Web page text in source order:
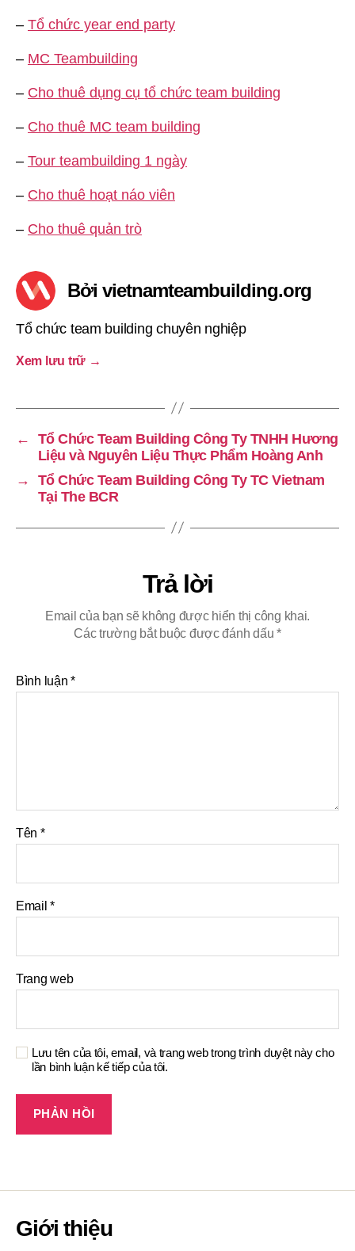
– Tổ chức year end party
– MC Teambuilding
– Cho thuê dụng cụ tổ chức team building
– Cho thuê MC team building
– Tour teambuilding 1 ngày
– Cho thuê hoạt náo viên
– Cho thuê quản trò
Bởi vietnamteambuilding.org
Tổ chức team building chuyên nghiệp
Xem lưu trữ →
←
Tổ Chức Team Building Công Ty TNHH Hương
Liệu và Nguyên Liệu Thực Phẩm Hoàng Anh
→
Tổ Chức Team Building Công Ty TC Vietnam
Tại The BCR
Trả lời
Email của bạn sẽ không được hiển thị công khai.
Các trường bắt buộc được đánh dấu*
Bình luận*
Tên *
Email*
Trang web
Lưu tên của tôi, email, và trang web trong trình duyệt này cho
lần bình luận kế tiếp của tôi.
Giới thiệu